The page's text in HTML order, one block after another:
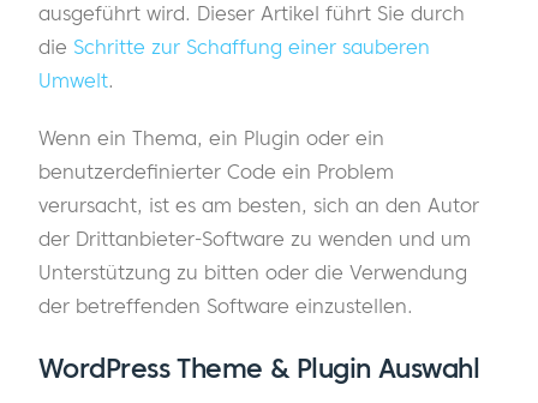
ausgeführt wird. Dieser Artikel führt Sie durch
die Schritte zur Schaffung einer sauberen
Umwelt.
Wenn ein Thema, ein Plugin oder ein
benutzerdefinierter Code ein Problem
verursacht, ist es am besten, sich an den Autor
der Drittanbieter-Software zu wenden und um
Unterstützung zu bitten oder die Verwendung
der betreffenden Software einzustellen.
WordPress Theme & Plugin Auswahl